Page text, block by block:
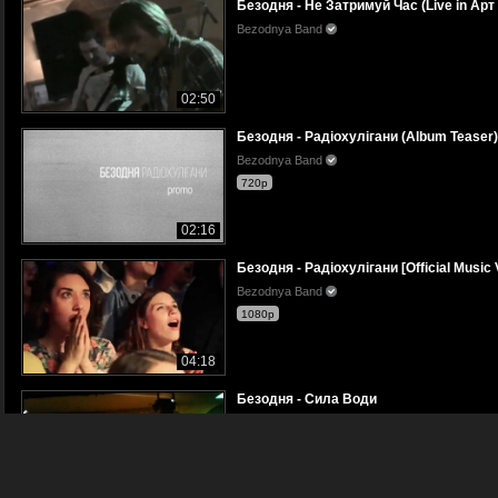
02:50
Безодня - Не Затримуй Час (Live in
Bezodnya Band
02:16
Безодня - Радіохулігани (Album Teaser)
Bezodnya Band
720p
04:18
Безодня - Радіохулігани [Official Music
Bezodnya Band
1080p
Безодня - Сила Води